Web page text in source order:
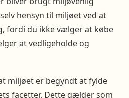
hensyn til miljøet ved at
fordi du ikke vælger at købe
at vedligeholde og
miljøet er begyndt at fylde
facetter. Dette gælder som